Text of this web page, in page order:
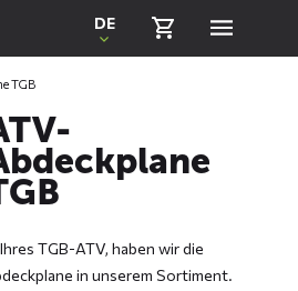
DE
TGB
TGB-ATV, haben wir die
in unserem Sortiment.